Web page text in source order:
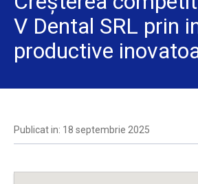
V Dental SRL prin
productive
Publicat in: 18 septembrie 2025